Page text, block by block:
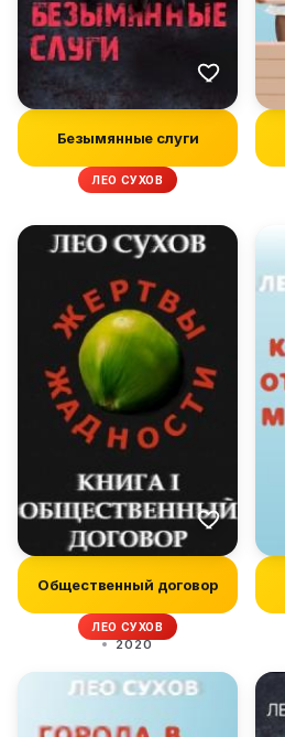
Безымянные слуги
ЛЕО СУХОВ
Общественный договор
ЛЕО СУХОВ
2020